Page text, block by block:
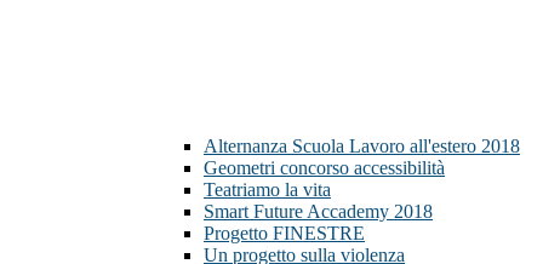
Alternanza Scuola Lavoro all'estero 2018
Geometri concorso accessibilità
Teatriamo la vita
Smart Future Accademy 2018
Progetto FINESTRE
Un progetto sulla violenza